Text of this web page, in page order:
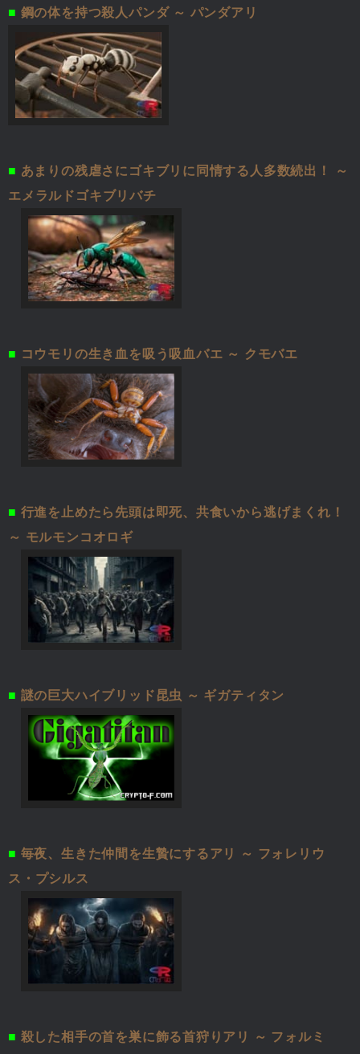
■ 鋼の体を持つ殺人パンダ ～ パンダアリ
■ あまりの残虐さにゴキブリに同情する人多数続出！ ～
エメラルドゴキブリバチ
■ コウモリの生き血を吸う吸血バエ ～ クモバエ
■ 行進を止めたら先頭は即死、共食いから逃げまくれ！
～ モルモンコオロギ
■ 謎の巨大ハイブリッド昆虫 ～ ギガティタン
■ 毎夜、生きた仲間を生贄にするアリ ～ フォレリウ
ス・プシルス
■ 殺した相手の首を巣に飾る首狩りアリ ～ フォルミ